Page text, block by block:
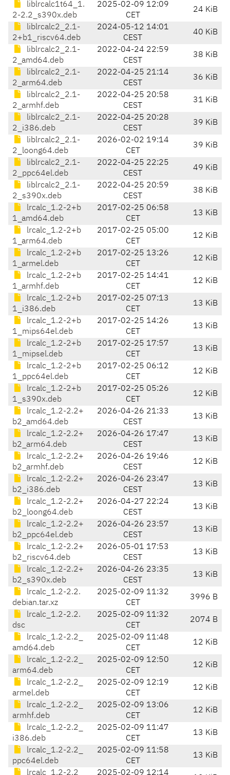
liblrcalc1t64_1.
2-2.2_s390x.deb
2025-02-09 12:09
CET
24 KiB
liblrcalc2_2.1-
2+b1_riscv64.deb
2024-05-12 14:01
CEST
40 KiB
liblrcalc2_2.1-
2_amd64.deb
2022-04-24 22:59
CEST
38 KiB
liblrcalc2_2.1-
2_arm64.deb
2022-04-25 21:14
CEST
36 KiB
liblrcalc2_2.1-
2_armhf.deb
2022-04-25 20:58
CEST
31 KiB
liblrcalc2_2.1-
2_i386.deb
2022-04-25 20:28
CEST
39 KiB
liblrcalc2_2.1-
2_loong64.deb
2026-02-02 19:14
CET
39 KiB
liblrcalc2_2.1-
2_ppc64el.deb
2022-04-25 22:25
CEST
49 KiB
liblrcalc2_2.1-
2_s390x.deb
2022-04-25 20:59
CEST
38 KiB
lrcalc_1.2-2+b
1_amd64.deb
2017-02-25 06:58
CET
13 KiB
lrcalc_1.2-2+b
1_arm64.deb
2017-02-25 05:00
CET
12 KiB
lrcalc_1.2-2+b
1_armel.deb
2017-02-25 13:26
CET
12 KiB
lrcalc_1.2-2+b
1_armhf.deb
2017-02-25 14:41
CET
12 KiB
lrcalc_1.2-2+b
1_i386.deb
2017-02-25 07:13
CET
13 KiB
lrcalc_1.2-2+b
1_mips64el.deb
2017-02-25 14:26
CET
13 KiB
lrcalc_1.2-2+b
1_mipsel.deb
2017-02-25 17:57
CET
13 KiB
lrcalc_1.2-2+b
1_ppc64el.deb
2017-02-25 06:12
CET
12 KiB
lrcalc_1.2-2+b
1_s390x.deb
2017-02-25 05:26
CET
12 KiB
lrcalc_1.2-2.2+
b2_amd64.deb
2026-04-26 21:33
CEST
13 KiB
lrcalc_1.2-2.2+
b2_arm64.deb
2026-04-26 17:47
CEST
13 KiB
lrcalc_1.2-2.2+
b2_armhf.deb
2026-04-26 19:46
CEST
12 KiB
lrcalc_1.2-2.2+
b2_i386.deb
2026-04-26 23:47
CEST
13 KiB
lrcalc_1.2-2.2+
b2_loong64.deb
2026-04-27 22:24
CEST
13 KiB
lrcalc_1.2-2.2+
b2_ppc64el.deb
2026-04-26 23:57
CEST
13 KiB
lrcalc_1.2-2.2+
b2_riscv64.deb
2026-05-01 17:53
CEST
13 KiB
lrcalc_1.2-2.2+
b2_s390x.deb
2026-04-26 23:35
CEST
13 KiB
lrcalc_1.2-2.2.
debian.tar.xz
2025-02-09 11:32
CET
3996 B
lrcalc_1.2-2.2.
dsc
2025-02-09 11:32
CET
2074 B
lrcalc_1.2-2.2_
amd64.deb
2025-02-09 11:48
CET
12 KiB
lrcalc_1.2-2.2_
arm64.deb
2025-02-09 12:50
CET
12 KiB
lrcalc_1.2-2.2_
armel.deb
2025-02-09 12:19
CET
12 KiB
lrcalc_1.2-2.2_
armhf.deb
2025-02-09 13:06
CET
12 KiB
lrcalc_1.2-2.2_
i386.deb
2025-02-09 11:47
CET
13 KiB
lrcalc_1.2-2.2_
ppc64el.deb
2025-02-09 11:58
CET
13 KiB
lrcalc_1.2-2.2_ 2025-02-09 12:14